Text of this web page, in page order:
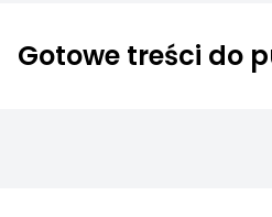
Gotowe treści do